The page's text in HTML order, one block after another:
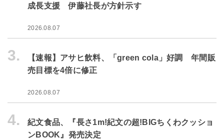
成長支援 伊藤社長が方針示す
2026.08.07
3.
【速報】アサヒ飲料、「green cola」好調 年間販
売目標を4倍に修正
2026.08.07
4.
紀文食品、『長さ1m!紀文の超!BIGちくわクッショ
ンBOOK』発売決定